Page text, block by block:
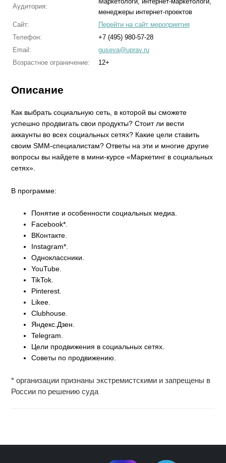
Аудитория:
менеджеры интернет-проектов
Сайт:
Перейти на сайт мероприятия
Телефон:
+7 (495) 980-57-28
Email:
guseva@uprav.ru
Возрастное ограничение:
12+
Описание
Как выбрать социальную сеть, в которой вы сможете
успешно продвигать свои продукты? Стоит ли вести
аккаунты во всех социальных сетях? Какие цели ставить
своим SMM-специалистам? Ответы на эти и многие другие
вопросы вы найдете в мини-курсе «Маркетинг в социальных
сетях».
В программе:
Понятие и особенности социальных медиа.
Facebook*.
ВКонтакте.
Instagram*.
Одноклассники.
YouTube.
TikTok.
Pinterest.
Likee.
Clubhouse.
Яндекс.Дзен.
Telegram.
Цели продвижения в социальных сетях.
Советы по продвижению.
* организации признаны экстремистскими и запрещены в
России по решению суда
reshenie-